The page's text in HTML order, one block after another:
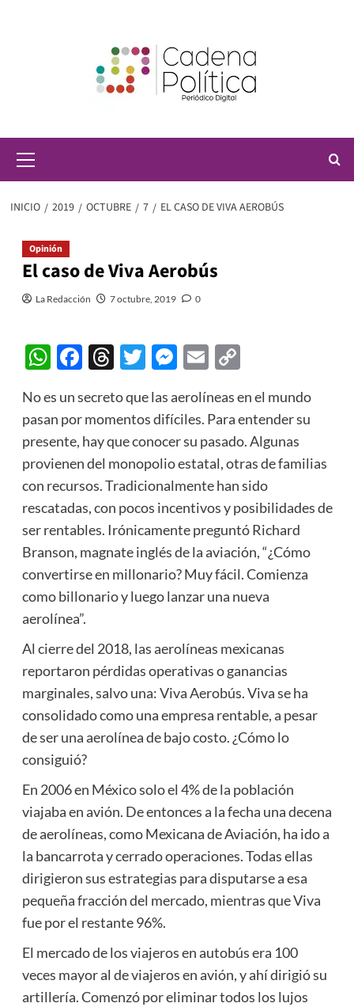
principal
INICIO 2019 OCTUBRE 7 EL CASO DE VIVA AEROBÚS
Opinión
El caso de Viva Aerobús
La Redacción 7 octubre, 2019 0
WhatsApp
Facebook
Threads
Twitter
Messenger
EmailCopy
No es un secreto que las aerolíneas en el mundo
pasan por momentos difíciles. Para entender su
presente, hay que conocer su pasado. Algunas
provienen del monopolio estatal, otras de familias
con recursos. Tradicionalmente han sido
rescatadas, con pocos incentivos y posibilidades de
ser rentables. Irónicamente preguntó Richard
Branson, magnate inglés de la aviación, “¿Cómo
convertirse en millonario? Muy fácil. Comienza
como billonario y luego lanzar una nueva
aerolínea”.
Al cierre del 2018, las aerolíneas mexicanas
reportaron pérdidas operativas o ganancias
marginales, salvo una: Viva Aerobús. Viva se ha
consolidado como una empresa rentable, a pesar
de ser una aerolínea de bajo costo. ¿Cómo lo
consiguió?
En 2006 en México solo el 4% de la población
viajaba en avión. De entonces a la fecha una decena
de aerolíneas, como Mexicana de Aviación, ha ido a
la bancarrota y cerrado operaciones. Todas ellas
dirigieron sus estrategias para disputarse a esa
pequeña fracción del mercado, mientras que Viva
fue por el restante 96%.
El mercado de los viajeros en autobús era 100
veces mayor al de viajeros en avión, y ahí dirigió su
artillería. Comenzó por eliminar todos los lujos